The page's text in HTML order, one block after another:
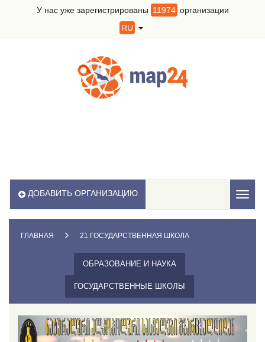
У нас уже зарегистрированы 11974 организации
RU
ДОБАВИТЬ ОРГАНИЗАЦИЮ
ГЛАВНАЯ 21 ГОСУДАРСТВЕННАЯ ШКОЛА
ОБРАЗОВАНИЕ И НАУКА
ГОСУДАРСТВЕННЫЕ ШКОЛЫ